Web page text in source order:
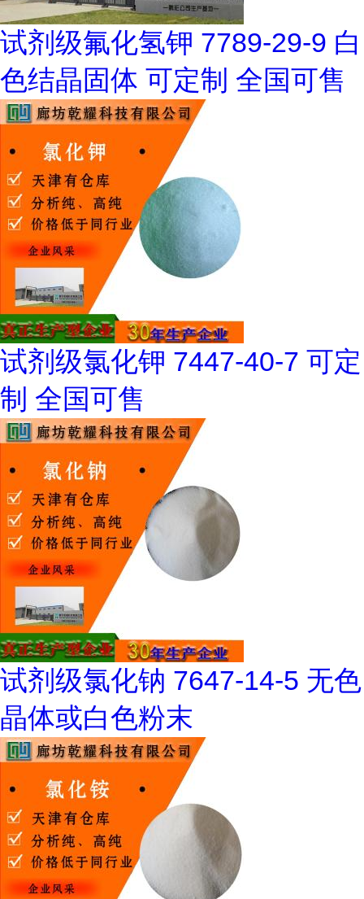
试剂级氟化氢钾 7789-29-9 白
色结晶固体 可定制 全国可售
试剂级氯化钾 7447-40-7 可定
制 全国可售
试剂级氯化钠 7647-14-5 无色
晶体或白色粉末